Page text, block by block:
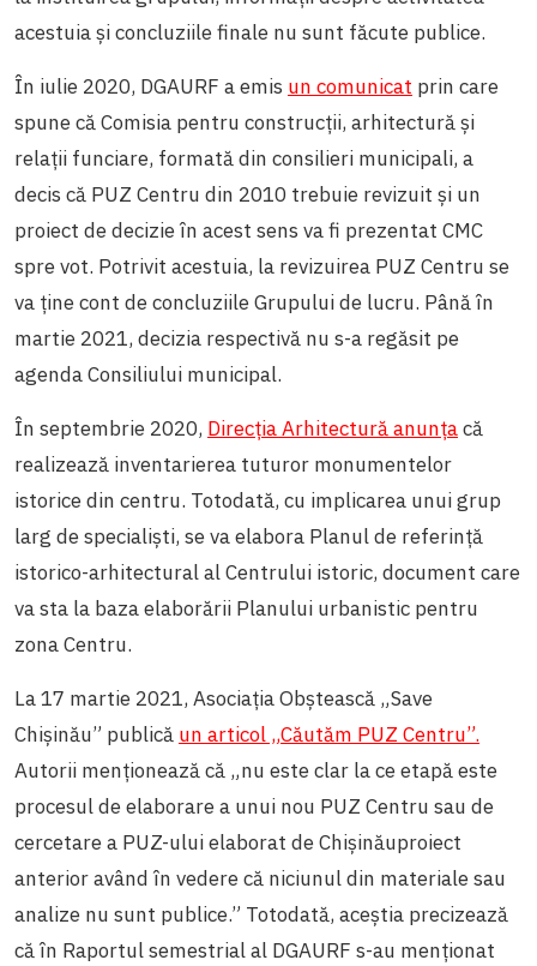
acestuia și concluziile finale nu sunt făcute publice.
În iulie 2020, DGAURF a emis un comunicat prin care
spune că Comisia pentru construcții, arhitectură și
relații funciare, formată din consilieri municipali, a
decis că PUZ Centru din 2010 trebuie revizuit și un
proiect de decizie în acest sens va fi prezentat CMC
spre vot. Potrivit acestuia, la revizuirea PUZ Centru se
va ține cont de concluziile Grupului de lucru. Până în
martie 2021, decizia respectivă nu s-a regăsit pe
agenda Consiliului municipal.
În septembrie 2020, Direcția Arhitectură anunțacă
realizează inventarierea tuturor monumentelor
istorice din centru. Totodată, cu implicarea unui grup
larg de specialiști, se va elabora Planul de referință
istorico-arhitectural al Centrului istoric, document care
va sta la baza elaborării Planului urbanistic pentru
zona Centru.
La 17 martie 2021, Asociația Obștească „Save
Chișinău” publică un articol „Căutăm PUZ Centru”.
Autorii menționează că „nu este clar la ce etapă este
procesul de elaborare a unui nou PUZ Centru sau de
cercetare a PUZ-ului elaborat de Chișinăuproiect
anterior având în vedere că niciunul din materiale sau
analize nu sunt publice.” Totodată, aceștia precizează
că în Raportul semestrial al DGAURF s-au menționat